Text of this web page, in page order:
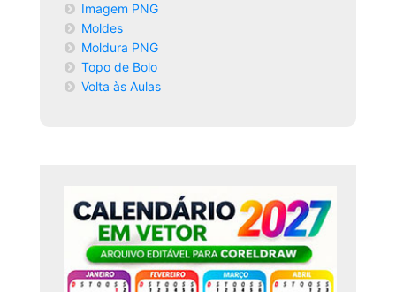
Imagem PNG
Moldes
Moldura PNG
Topo de Bolo
Volta às Aulas